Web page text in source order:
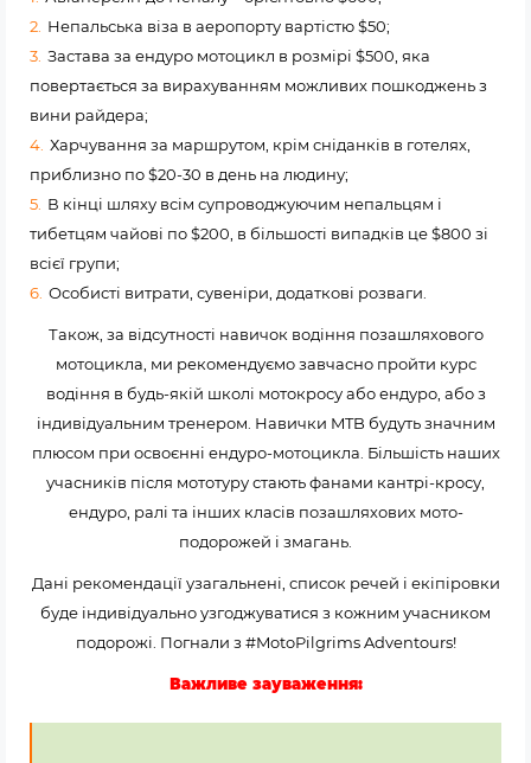
Непальська віза в аеропорту вартістю $50;
Застава за ендуро мотоцикл в розмірі $500, яка
повертається за вирахуванням можливих пошкоджень з
вини райдера;
Харчування за маршрутом, крім сніданків в готелях,
приблизно по $20-30 в день на людину;
В кінці шляху всім супроводжуючим непальцям і
тибетцям чайові по $200, в більшості випадків це $800 зі
всієї групи;
Особисті витрати, сувеніри, додаткові розваги.
Також, за відсутності навичок водіння позашляхового
мотоцикла, ми рекомендуємо завчасно пройти курс
водіння в будь-якій школі мотокросу або ендуро, або з
індивідуальним тренером. Навички MTB будуть значним
плюсом при освоєнні ендуро-мотоцикла. Більшість наших
учасників після мототуру стають фанами кантрі-кросу,
ендуро, ралі та інших класів позашляхових мото-
подорожей і змагань.
Дані рекомендації узагальнені, список речей і екіпіровки
буде індивідуально узгоджуватися з кожним учасником
подорожі. Погнали з #MotoPilgrims Adventours!
Важливе зауваження: